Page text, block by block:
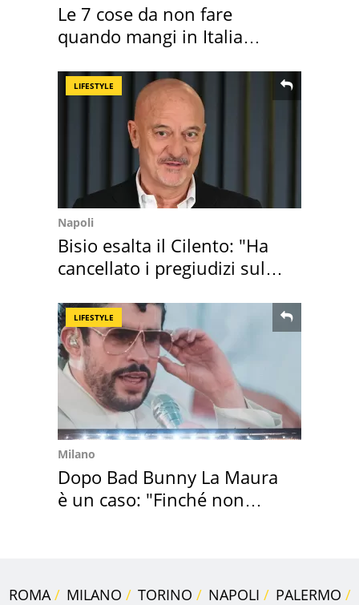
Le 7 cose da non fare
quando mangi in Italia
LIFESTYLE
Napoli
Bisio esalta il Cilento: "Ha
cancellato i pregiudizi sul
LIFESTYLE
Milano
Dopo Bad Bunny La Maura
è un caso: "Finché non
ROMA MILANO TORINO NAPOLI
PALERMO